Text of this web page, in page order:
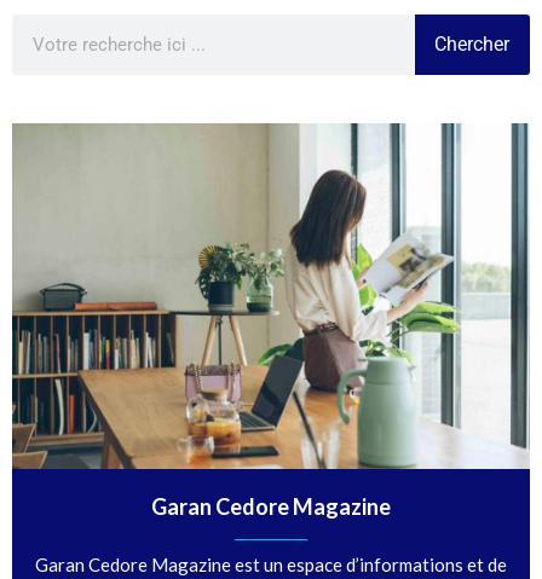
Chercher
Garan Cedore Magazine
Garan Cedore Magazine est un espace d’informations et de